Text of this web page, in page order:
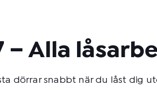
– Alla
dörrar snabbt när du låst dig